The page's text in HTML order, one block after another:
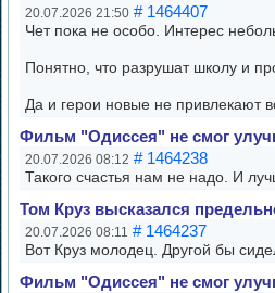
20.07.2026 21:50 # 1464407
Чет пока не особо. Интерес
Понятно, что разрушат школу и
Да и герои новые не привлекают
Фильм "Одиссея" не смог
20.07.2026 08:12 # 1464238
Такого счастья нам не надо. И
Том Круз высказался
20.07.2026 08:11 # 1464237
Вот Круз молодец. Другой бы
Фильм "Одиссея" не смог